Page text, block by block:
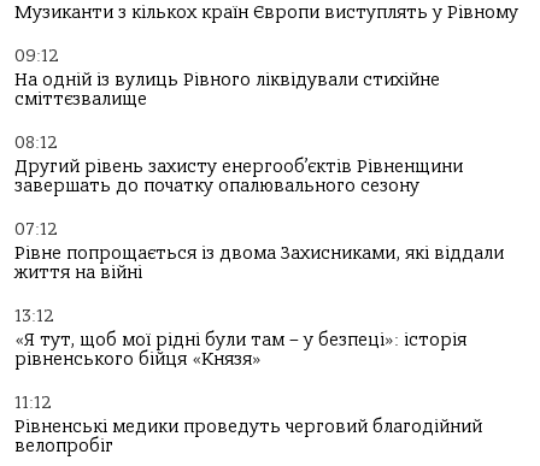
Музиканти з кількох країн Європи виступлять у Рівному
09:12
На одній із вулиць Рівного ліквідували стихійне
сміттєзвалище
08:12
Другий рівень захисту енергооб’єктів Рівненщини
завершать до початку опалювального сезону
07:12
Рівне попрощається із двома Захисниками, які віддали
життя на війні
13:12
«Я тут, щоб мої рідні були там – у безпеці»: історія
рівненського бійця «Князя»
11:12
Рівненські медики проведуть черговий благодійний
велопробіг